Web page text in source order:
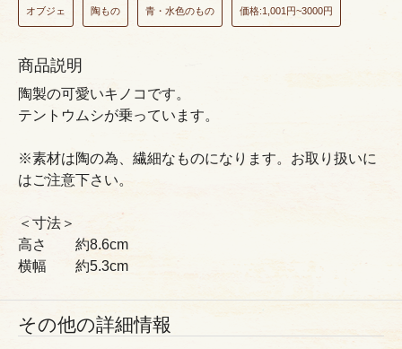
オブジェ 陶もの 青・水色のもの 価格:1,001円~3000円
商品説明
陶製の可愛いキノコです。
テントウムシが乗っています。
※素材は陶の為、繊細なものになります。お取り扱いに
はご注意下さい。
＜寸法＞
高さ 約8.6cm
横幅 約5.3cm
その他の詳細情報